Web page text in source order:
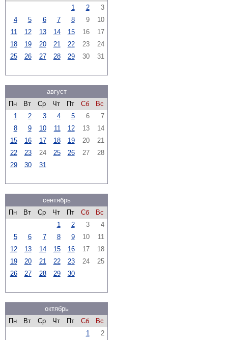
1
2
3
4
5 6 7 8 9
10
11
12 13 14 15 16
17
18
19 20 21 22 23
24
25
26 27 28 29 30 31
август
Пн
Вт Ср Чт Пт Сб
Вс
1
2 3 4 5 6
7
8
9 10 11 12 13
14
15
16 17 18 19 20
21
22
23 24 25 26 27
28
29
30 31
сентябрь
Пн
Вт Ср Чт Пт Сб
Вс
1
2 3
4
5
6 7 8 9 10
11
12
13 14 15 16 17
18
19
20 21 22 23 24
25
26
27 28 29 30
октябрь
Пн
Вт Ср Чт Пт Сб
Вс
1
2